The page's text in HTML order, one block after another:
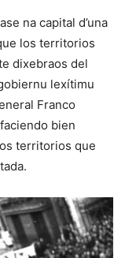
na capital d’una
los territorios
dixebraos del
lexítimu
Franco
bien
territorios que